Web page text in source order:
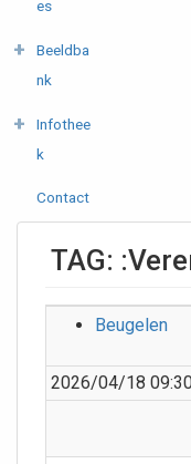
es
Beeldba
nk
Infothee
k
Contact
TAG:
Beugelen
2026/04/18